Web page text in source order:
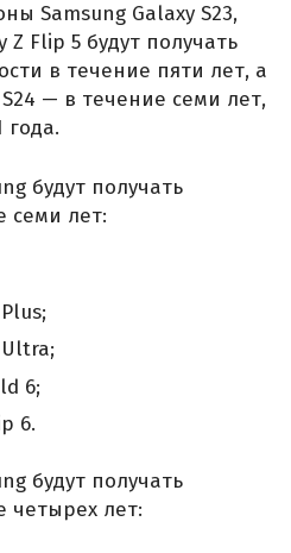
Samsung Galaxy S23,
Z Flip 5 будут получать
в течение пяти лет, а
— в течение семи лет,
года.
будут получать
семи лет:
6;
6.
будут получать
четырех лет: